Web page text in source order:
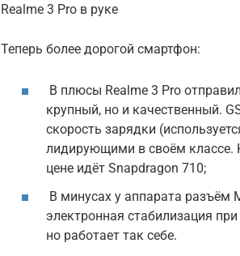
Realme 3 Pro в руке
Теперь более дорогой смартфон:
В плюсы Realme 3 Pro
крупный, но и качественный.
скорость зарядки
лидирующими в своём классе.
цене идёт Snapdragon 710;
В минусах у аппарата разъём
электронная стабилизация
но работает так себе.